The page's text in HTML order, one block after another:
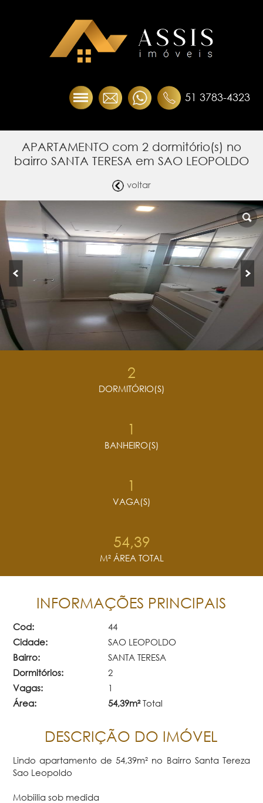
51 3783-4323
APARTAMENTO com 2 dormitório(s) no
bairro SANTA TERESA em SAO LEOPOLDO
voltar
2
DORMITÓRIO(S)
1
BANHEIRO(S)
1
VAGA(S)
54,39
M² ÁREA TOTAL
INFORMAÇÕES PRINCIPAIS
Cod:
44
Cidade:
SAO LEOPOLDO
Bairro:
SANTA TERESA
Dormitórios:
2
Vagas:
1
Área:
54,39m²Total
DESCRIÇÃO DO IMÓVEL
Lindo apartamento de 54,39m² no Bairro Santa Tereza
Sao Leopoldo
Mobiilia sob medida